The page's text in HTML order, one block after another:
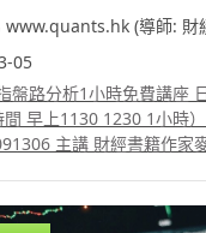
www.quants.hk (導師: 財
05
盤路分析1小時免費講座
1230 1小時） 報名
主講 財經書籍作家
教學及用trading view